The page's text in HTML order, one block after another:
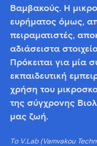
Βαμβακούς. Η
ευρήματος όμως,
πειραματιστές,
αδιάσειστα
Πρόκειται για μία
εκπαιδευτική
χρήση του
της σύγχρονης
μας ζωή.
Tο V.Lab (Vamvakou